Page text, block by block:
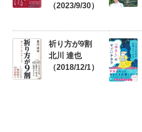
（2023/9/30）
祈り方が9割
北川 達也
（2018/12/1）